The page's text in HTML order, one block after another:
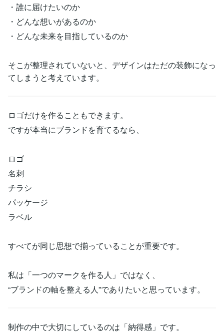
・誰に届けたいのか
・どんな想いがあるのか
・どんな未来を目指しているのか
そこが整理されていないと、デザインはただの装飾になっ
てしまうと考えています。
ロゴだけを作ることもできます。
ですが本当にブランドを育てるなら、
ロゴ
名刺
チラシ
パッケージ
ラベル
すべてが同じ思想で揃っていることが重要です。
私は「一つのマークを作る人」ではなく、
“ブランドの軸を整える人”でありたいと思っています。
制作の中で大切にしているのは「納得感」です。